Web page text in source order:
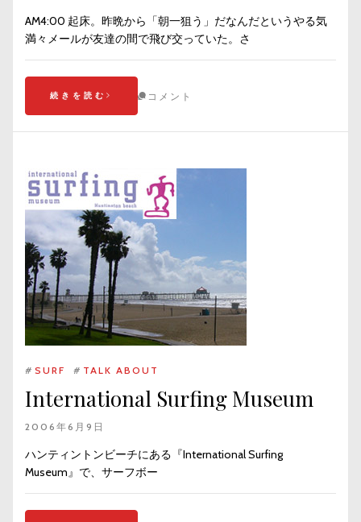
AM4:00 起床。昨晩から「朝一狙う」だなんだというやる気
満々メールが友達の間で飛び交っていた。さ
続きを読む コメント
# SURF # TALK ABOUT
International Surfing Museum
2006年6月9日
ハンティントンビーチにある『International Surfing
Museum』で、サーフボー